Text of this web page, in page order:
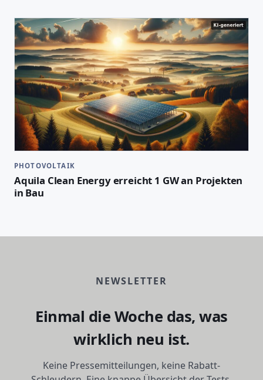
PHOTOVOLTAIK
Aquila Clean Energy erreicht 1 GW an Projekten
in Bau
NEWSLETTER
Einmal die Woche das, was
wirklich neu ist.
Keine Pressemitteilungen, keine Rabatt-